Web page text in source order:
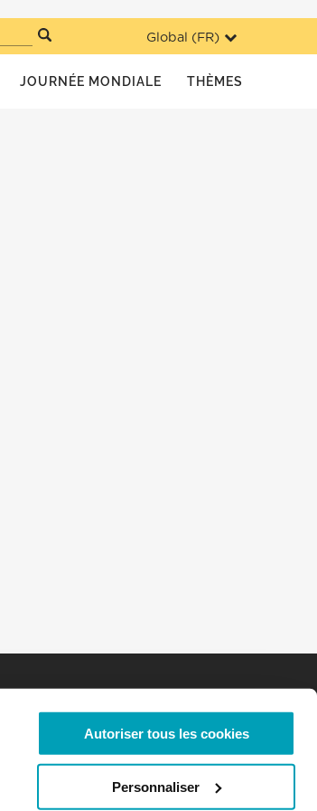
Autoriser tous les cookies
Personnaliser
Global (FR)
JOURNÉE MONDIALE THÈMES